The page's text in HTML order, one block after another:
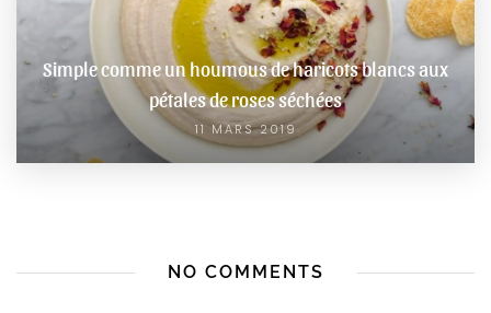
Simple comme un houmous de haricots blancs aux
pétales de roses séchées
11 MARS 2019
NO COMMENTS